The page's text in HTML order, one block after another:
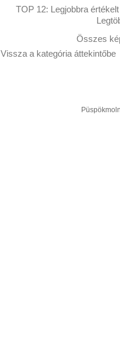
TOP 12: Legjobbra értékelt
Összes
Vissza a kategória áttekintőbe